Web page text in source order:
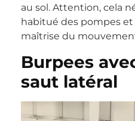
au sol. Attention, cela
habitué des pompes et
maîtrise du
Burpees
saut latéral